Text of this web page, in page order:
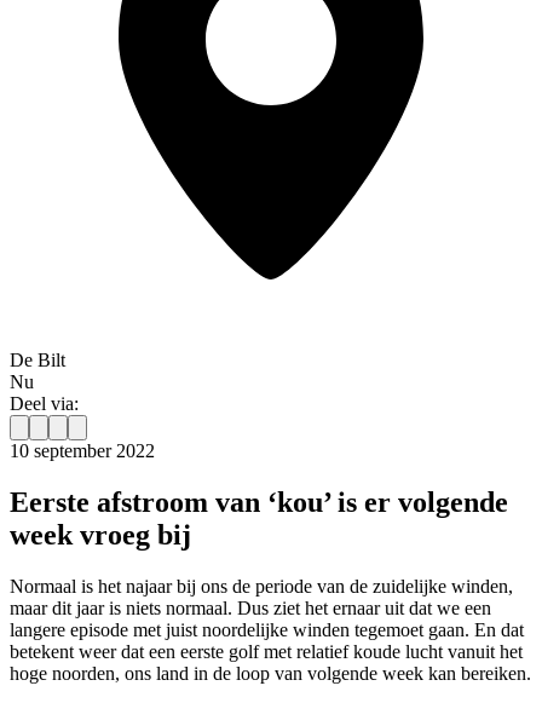
De Bilt
Nu
Deel via:
10 september 2022
Eerste afstroom van ‘kou’ is er volgende
week vroeg bij
Normaal is het najaar bij ons de periode van de zuidelijke winden,
maar dit jaar is niets normaal. Dus ziet het ernaar uit dat we een
langere episode met juist noordelijke winden tegemoet gaan. En dat
betekent weer dat een eerste golf met relatief koude lucht vanuit het
hoge noorden, ons land in de loop van volgende week kan bereiken.